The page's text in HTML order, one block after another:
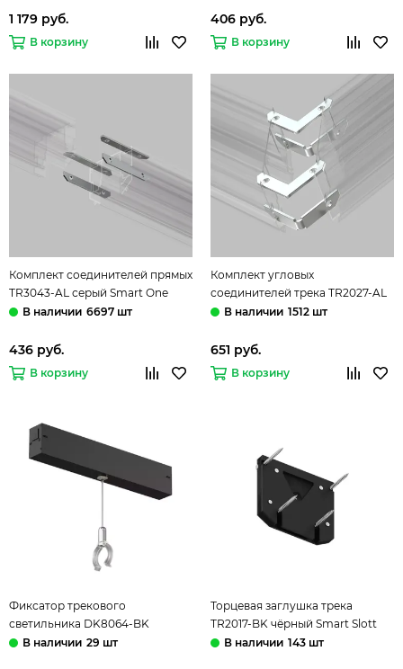
1 179 руб.
В корзину
406 руб.
В корзину
Комплект соединителей прямых
TR3043-AL серый Smart One
Denkirs
6697 шт
436 руб.
В корзину
Комплект угловых
соединителей трека TR2027-AL
алюминий Smart One Denkirs
1512 шт
651 руб.
В корзину
Фиксатор трекового
светильника DK8064-BK
чёрный Smart Ray Denkirs
29 шт
Торцевая заглушка трека
TR2017-BK чёрный Smart Slott
Denkirs
143 шт